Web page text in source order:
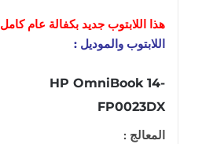
هذا اللابتوب جديد بكفالة عام كامل
اللابتوب والموديل :
HP OmniBook 14-
FP0023DX
المعالج :